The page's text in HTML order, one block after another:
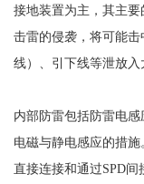
接地装置为主，其主
击雷的侵袭，将可能击
线）、引下线等泄放入
内部防雷包括防雷电
电磁与静电感应的措
直接连接和通过SPD间